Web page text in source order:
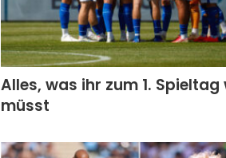
Alles, was ihr zum 1. Spieltag
müsst